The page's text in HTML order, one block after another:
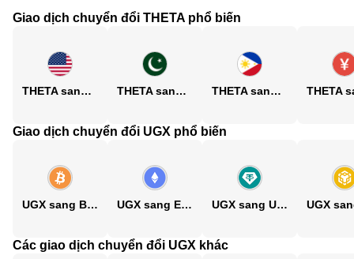
Giao dịch chuyển đổi THETA phổ biến
THETA sang USD THETA sang PKR THETA sang PHP
Giao dịch chuyển đổi UGX phổ biến
UGX sang BTC UGX sang ETH UGX sang USDT
Các giao dịch chuyển đổi UGX khác